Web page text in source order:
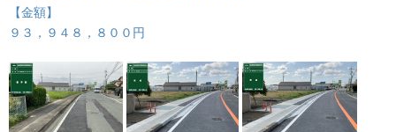
【金額】
９３，９４８，８００円